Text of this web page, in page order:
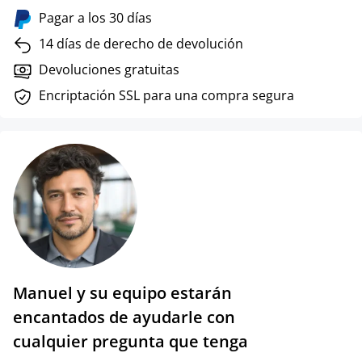
Pagar a los 30 días
14 días de derecho de devolución
Devoluciones gratuitas
Encriptación SSL para una compra segura
Manuel y su equipo estarán
encantados de ayudarle con
cualquier pregunta que tenga